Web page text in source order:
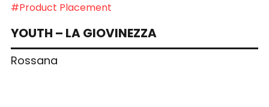
#Product Placement
YOUTH – LA GIOVINEZZA
Rossana